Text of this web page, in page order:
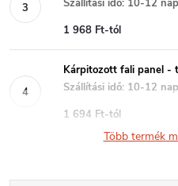
Szállítási idő: 10-12 nap
1 968 Ft-tól
Kárpitozott fali panel -
Szállítási idő: 10-12 nap
1 694 Ft-tól
Több termék